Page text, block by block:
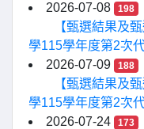
2026-07-08
198
【甄選結果及
學115學年度第2次
2026-07-09
188
【甄選結果及
學115學年度第2次
2026-07-24
173